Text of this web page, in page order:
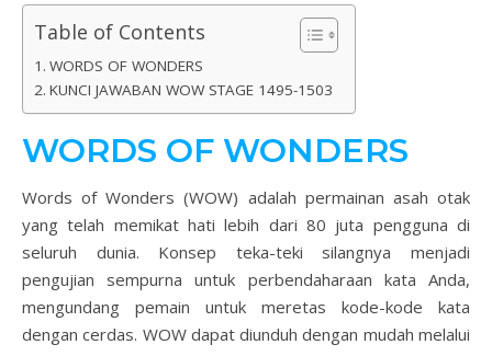
Table of Contents
WORDS OF WONDERS
KUNCI JAWABAN WOW STAGE 1495-1503
WORDS OF WONDERS
Words of Wonders (WOW) adalah permainan asah otak
yang telah memikat hati lebih dari 80 juta pengguna di
seluruh dunia. Konsep teka-teki silangnya menjadi
pengujian sempurna untuk perbendaharaan kata Anda,
mengundang pemain untuk meretas kode-kode kata
dengan cerdas. WOW dapat diunduh dengan mudah melalui